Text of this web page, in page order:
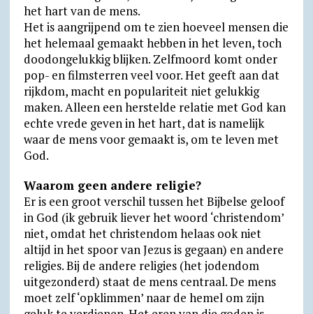
het hart van de mens.
Het is aangrijpend om te zien hoeveel mensen die
het helemaal gemaakt hebben in het leven, toch
doodongelukkig blijken. Zelfmoord komt onder
pop- en filmsterren veel voor. Het geeft aan dat
rijkdom, macht en populariteit niet gelukkig
maken. Alleen een herstelde relatie met God kan
echte vrede geven in het hart, dat is namelijk
waar de mens voor gemaakt is, om te leven met
God.
Waarom geen andere religie?
Er is een groot verschil tussen het Bijbelse geloof
in God (ik gebruik liever het woord ‘christendom’
niet, omdat het christendom helaas ook niet
altijd in het spoor van Jezus is gegaan) en andere
religies. Bij de andere religies (het jodendom
uitgezonderd) staat de mens centraal. De mens
moet zelf ‘opklimmen’ naar de hemel om zijn